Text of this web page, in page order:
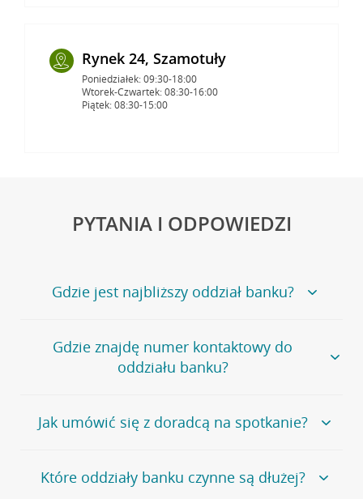
Rynek 24, Szamotuły
Poniedziałek: 09:30-18:00
Wtorek-Czwartek: 08:30-16:00
Piątek: 08:30-15:00
PYTANIA I ODPOWIEDZI
Gdzie jest najbliższy oddział banku?
Jeśli szukasz oddziału naszego banku, zapraszamy na
stronęPlacówki i bankomaty, na której znajduje się
wygodna wyszukiwarka.
oddziałów
Gdzie znajdę numer kontaktowy do
oddziału banku?
Bank Credit Agricole nie udostępnia ogólnego numeru
telefonu do placówki bankowej.
umówienia się z doradcą w placówce bankowej .
Jak umówić się z doradcą na spotkanie?
Jeśli jesteś już naszym
klientemmożeszsamodzielnieumówić się na spotkanie z
Które oddziały banku czynne są dłużej?